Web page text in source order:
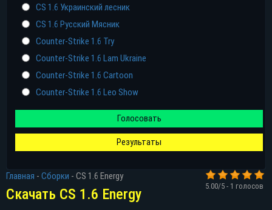
CS 1.6 Украинский лесник
CS 1.6 Русский Мясник
Counter-Strike 1.6 Try
Counter-Strike 1.6 Lam Ukraine
Counter-Strike 1.6 Cartoon
Counter-Strike 1.6 Leo Show
Голосовать
Результаты
5.00/5 - 1 голосов
Главная - Сборки - CS 1.6 Energy
Скачать CS 1.6 Energy
Торрент